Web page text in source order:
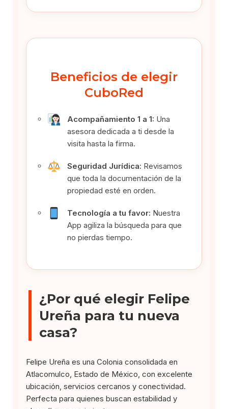
Beneficios de elegir
CuboRed
Acompañamiento 1 a 1: Una
asesora dedicada a ti desde la
visita hasta la firma.
Seguridad Jurídica: Revisamos
que toda la documentación de la
propiedad esté en orden.
Tecnología a tu favor: Nuestra
App agiliza la búsqueda para que
no pierdas tiempo.
¿Por qué elegir Felipe
Ureña para tu nueva
casa?
Felipe Ureña es una Colonia consolidada en
Atlacomulco, Estado de México, con excelente
ubicación, servicios cercanos y conectividad.
Perfecta para quienes buscan estabilidad y